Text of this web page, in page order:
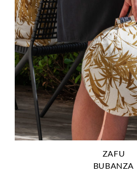
ZAFU
BUBANZA